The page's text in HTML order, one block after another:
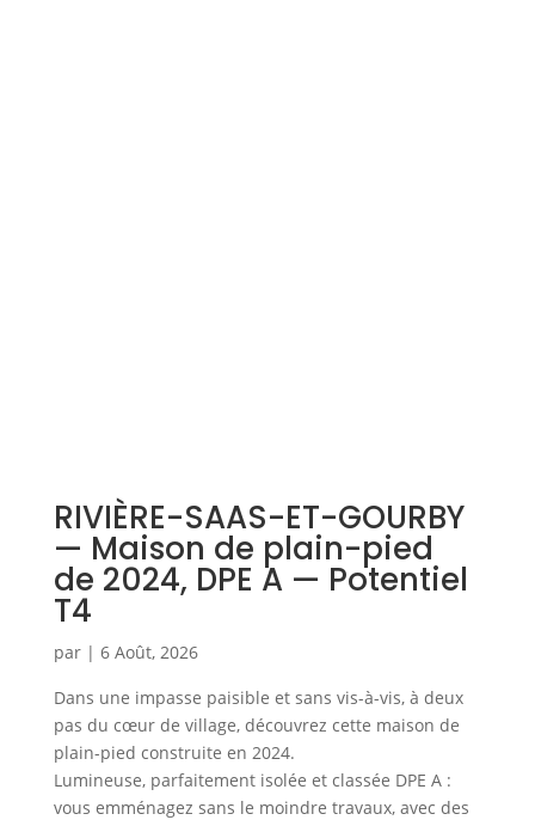
RIVIÈRE-SAAS-ET-GOURBY
— Maison de plain-pied
de 2024, DPE A — Potentiel
T4
par | 6 Août, 2026
Dans une impasse paisible et sans vis-à-vis, à deux
pas du cœur de village, découvrez cette maison de
plain-pied construite en 2024.
Lumineuse, parfaitement isolée et classée DPE A :
vous emménagez sans le moindre travaux, avec des